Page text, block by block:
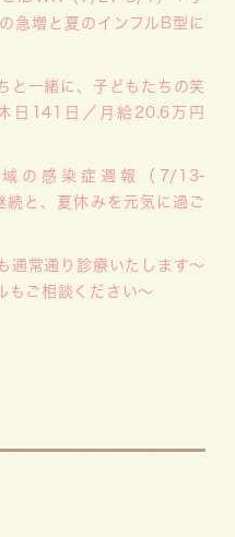
急増と夏のインフルB型に
と一緒に、子どもたちの笑
日141日／月給20.6万円
の感染症週報（7/13-
と、夏休みを元気に過ご
通常通り診療いたします〜
もご相談ください〜